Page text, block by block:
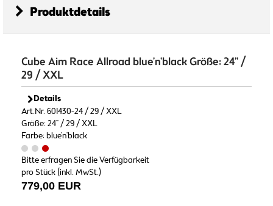
Produktdetails
Cube Aim Race Allroad blue'n'black Größe: 24" /
29 / XXL
Details
Art.Nr. 601430-24 / 29 / XXL
Größe: 24" / 29 / XXL
Farbe: blue'n'black
Bitte erfragen Sie die Verfügbarkeit
pro Stück (inkl. MwSt.)
779,00 EUR